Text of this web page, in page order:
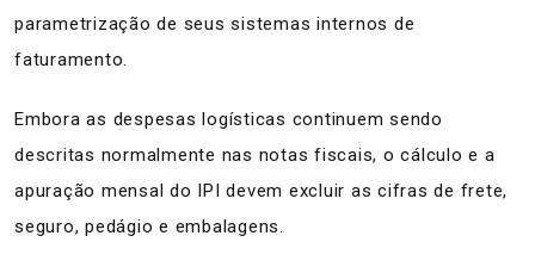
parametrização de seus sistemas internos de
faturamento.
Embora as despesas logísticas continuem sendo
descritas normalmente nas notas fiscais, o cálculo e a
apuração mensal do IPI devem excluir as cifras de frete,
seguro, pedágio e embalagens.